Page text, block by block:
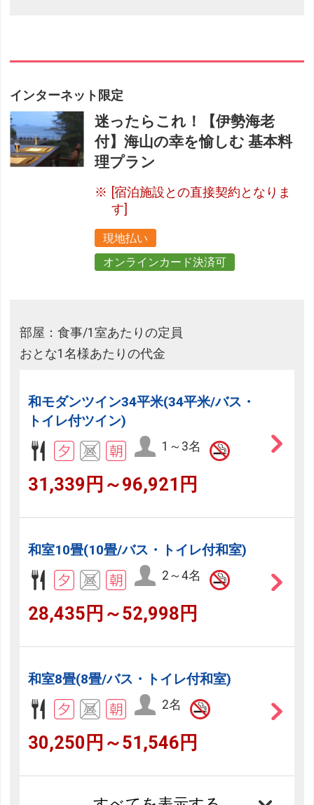
インターネット限定
迷ったらこれ！【伊勢海老
付】海山の幸を愉しむ 基本料
理プラン
[宿泊施設との直接契約となりま
す]
現地払い
オンラインカード決済可
部屋：食事/1室あたりの定員
おとな1名様あたりの代金
和モダンツイン34平米(34平米/バス・
トイレ付ツイン)
1～3名
31,339円～96,921円
和室10畳(10畳/バス・トイレ付和室)
2～4名
28,435円～52,998円
和室8畳(8畳/バス・トイレ付和室)
2名
30,250円～51,546円